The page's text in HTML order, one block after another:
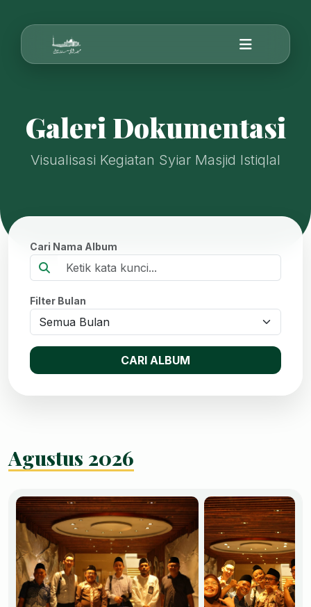
Galeri Dokumentasi
Visualisasi Kegiatan Syiar Masjid Istiqlal
Cari Nama Album
Filter Bulan
CARI ALBUM
Agustus 2026